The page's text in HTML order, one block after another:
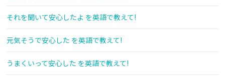
それを聞いて安心したよ を英語で教えて!
元気そうで安心した を英語で教えて!
うまくいって安心した を英語で教えて!